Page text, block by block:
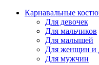
Карнавальные
Для девочек
Для мальчиков
Для малышей
Для женщин и
Для мужчин